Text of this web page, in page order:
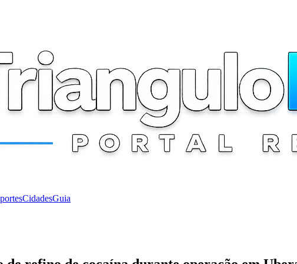
CidadesGuia